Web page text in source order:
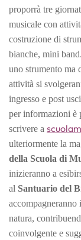
proporrà tre
musicale con
costruzione di
bianche, mini
uno strumento ma
attività si
ingresso e post
per informazioni è
scrivere a
ulteriormente la
della Scuola di
inizieranno a
al Santuario del
natura,
coinvolgente e